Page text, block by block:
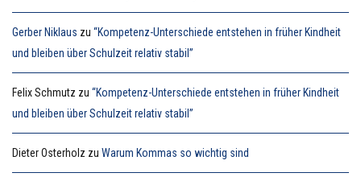
Gerber Niklaus zu “Kompetenz-Unterschiede entstehen in früher Kindheit
und bleiben über Schulzeit relativ stabil”
Felix Schmutz zu “Kompetenz-Unterschiede entstehen in früher Kindheit
und bleiben über Schulzeit relativ stabil”
Dieter Osterholz zu Warum Kommas so wichtig sind